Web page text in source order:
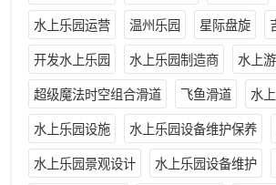
水上乐园运营 温州乐园 星际盘旋
开发水上乐园 水上乐园制造商 水上
超级魔法时空组合滑道 飞鱼滑道 水
水上乐园设施 水上乐园设备维护保养
水上乐园景观设计 水上乐园设备维护